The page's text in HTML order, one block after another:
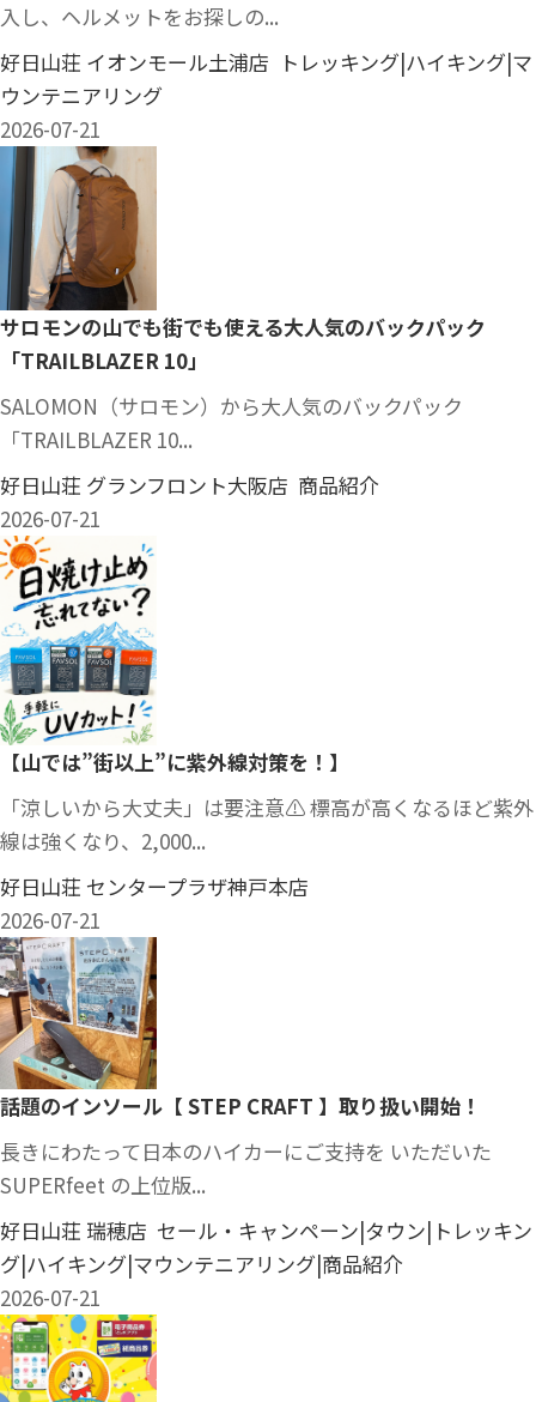
入し、ヘルメットをお探しの...
好日山荘 イオンモール土浦店 トレッキング|ハイキング|マ
ウンテニアリング
2026-07-21
サロモンの山でも街でも使える大人気のバックパック
「TRAILBLAZER 10」
SALOMON（サロモン）から大人気のバックパック
「TRAILBLAZER 10...
好日山荘 グランフロント大阪店 商品紹介
2026-07-21
【山では”街以上”に紫外線対策を！】
「涼しいから大丈夫」は要注意⚠️ 標高が高くなるほど紫外
線は強くなり、2,000...
好日山荘 センタープラザ神戸本店
2026-07-21
話題のインソール【 STEP CRAFT 】取り扱い開始！
長きにわたって日本のハイカーにご支持を いただいた
SUPERfeet の上位版...
好日山荘 瑞穂店 セール・キャンペーン|タウン|トレッキン
グ|ハイキング|マウンテニアリング|商品紹介
2026-07-21